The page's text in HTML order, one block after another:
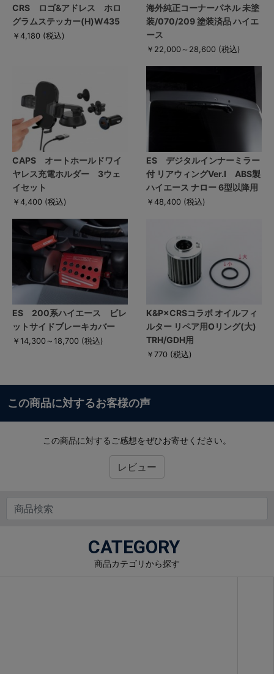
CRS ロゴ&アドレス ホロ
グラムステッカー(H)W435
￥4,180 (税込)
海外純正コーナーパネル 未塗
装/070/209 塗装済品 ハイエ
ース
￥22,000～28,600 (税込)
CAPS オートホールドワイ
ヤレス充電ホルダー 3ウェ
イセット
￥4,400 (税込)
ES デジタルインナーミラー
付 リアウィングVer.I ABS製
ハイエース ナロー 6型以降用
￥48,400 (税込)
ES 200系ハイエース ビレ
ットサイドブレーキカバー
￥14,300～18,700 (税込)
K&P×CRSコラボ オイルフィ
ルター リペア用Oリング(大)
TRH/GDH用
￥770 (税込)
この商品に対するお客様の声
この商品に対するご感想をぜひお寄せください。
レビュー
CATEGORY
商品カテゴリから探す